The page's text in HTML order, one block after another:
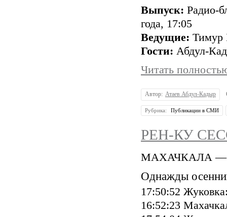
Выпуск: Радио-
года, 17:05
Ведущие: Тимур
Гости: Абдул-
Читать
Автор: Атаев Абдул-Кадыр
Рубрика: Публикации в СМИ
РЕН-КУ
МАХАЧКАЛА —
Однажды
17:50:52
16:52:23